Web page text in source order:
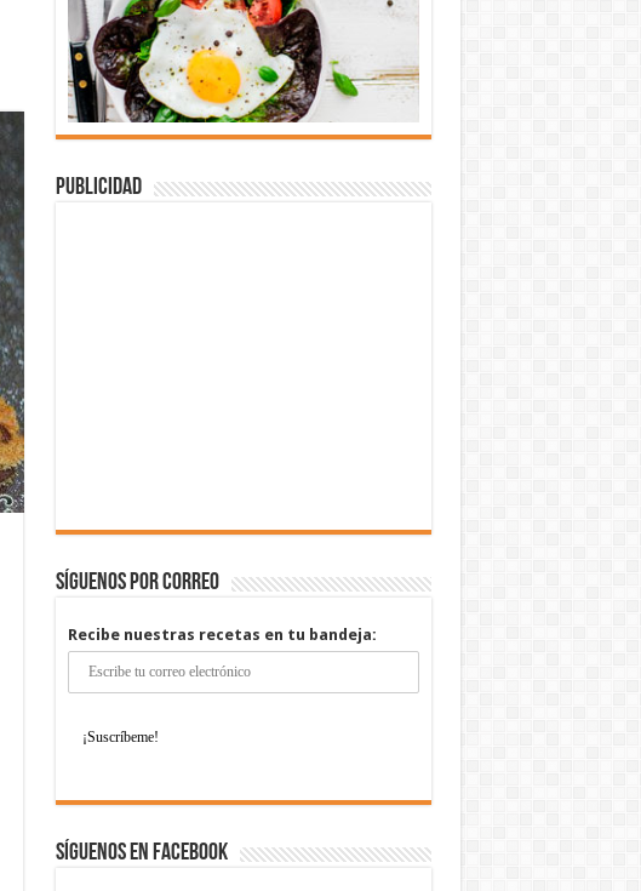
Publicidad
Síguenos por correo
Recibe nuestras recetas en tu bandeja:
Síguenos en Facebook